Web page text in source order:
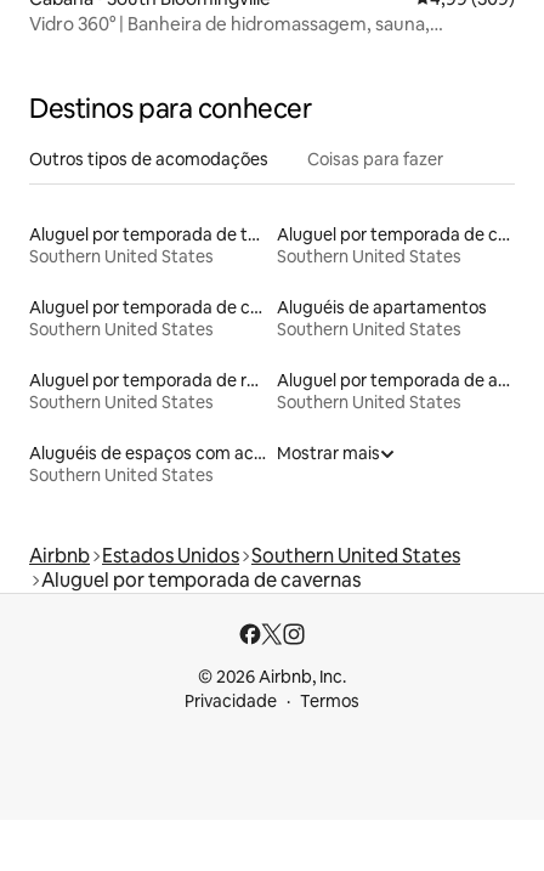
Vidro 360° | Banheira de hidromassagem, sauna,
Destinos para conhecer
Outros tipos de acomodações Coisas para fazer
Aluguel por temporada de torres
Southern United States
Aluguel por temporada de casas na árvore
Southern United States
Aluguel por temporada de casas de veraneio
Southern United States
Aluguéis de apartamentos
Southern United States
Aluguel por temporada de ranchos
Southern United States
Aluguel por temporada de apart-hotéis
Southern United States
Aluguéis de espaços com acesso direto a pistas de esqui
Southern United States
Mostrar mais
Airbnb Estados Unidos Southern United States
Aluguel por temporada de cavernas
© 2026 Airbnb, Inc.
Privacidade
Termos